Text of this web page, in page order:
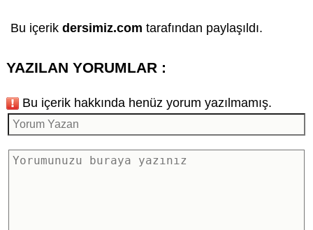
Bu içerik dersimiz.com tarafından paylaşıldı.
YAZILAN YORUMLAR :
Bu içerik hakkında henüz yorum yazılmamış.